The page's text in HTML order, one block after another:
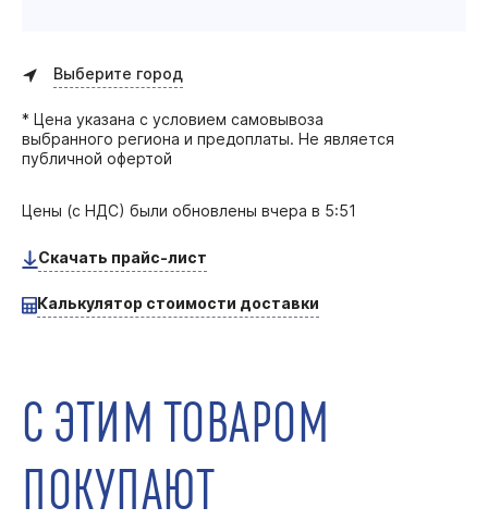
Выберите город
* Цена указана с условием самовывоза
выбранного региона и предоплаты. Не является
публичной офертой
Цены (с НДС) были обновлены вчера в 5:51
Скачать прайс-лист
Калькулятор стоимости доставки
С ЭТИМ ТОВАРОМ
ПОКУПАЮТ